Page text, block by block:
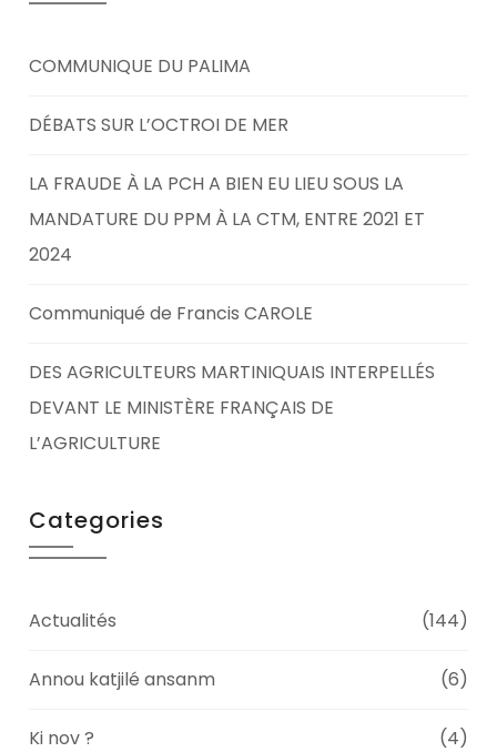
COMMUNIQUE DU PALIMA
DÉBATS SUR L’OCTROI DE MER
LA FRAUDE À LA PCH A BIEN EU LIEU SOUS LA
MANDATURE DU PPM À LA CTM, ENTRE 2021 ET
2024
Communiqué de Francis CAROLE
DES AGRICULTEURS MARTINIQUAIS INTERPELLÉS
DEVANT LE MINISTÈRE FRANÇAIS DE
L’AGRICULTURE
Categories
Actualités (144)
Annou katjilé ansanm (6)
Ki nov ? (4)